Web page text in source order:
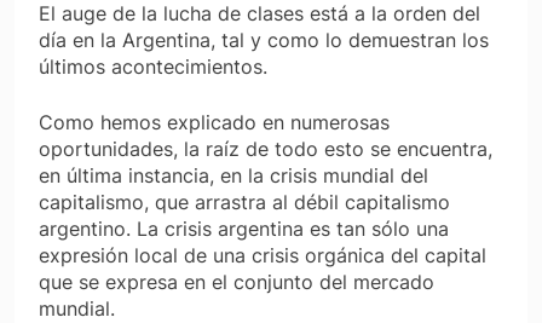
El auge de la lucha de clases está a la orden del
día en la Argentina, tal y como lo demuestran los
últimos acontecimientos.
Como hemos explicado en numerosas
oportunidades, la raíz de todo esto se encuentra,
en última instancia, en la crisis mundial del
capitalismo, que arrastra al débil capitalismo
argentino. La crisis argentina es tan sólo una
expresión local de una crisis orgánica del capital
que se expresa en el conjunto del mercado
mundial.